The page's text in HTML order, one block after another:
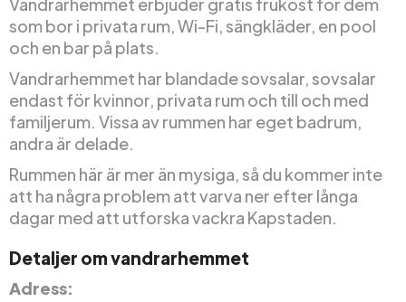
som bor i privata rum, Wi-Fi, sängkläder, en pool
och en bar på plats.
Vandrarhemmet har blandade sovsalar, sovsalar
endast för kvinnor, privata rum och till och med
familjerum. Vissa av rummen har eget badrum,
andra är delade.
Rummen här är mer än mysiga, så du kommer inte
att ha några problem att varva ner efter långa
dagar med att utforska vackra Kapstaden.
Detaljer om vandrarhemmet
Adress: